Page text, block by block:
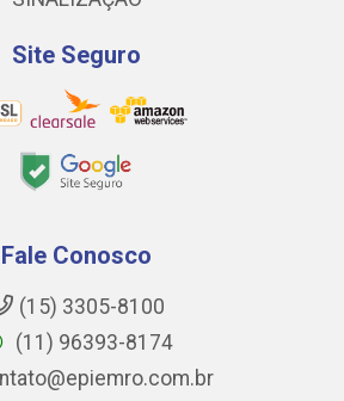
Site Seguro
Fale Conosco
(15) 3305-8100
(11) 96393-8174